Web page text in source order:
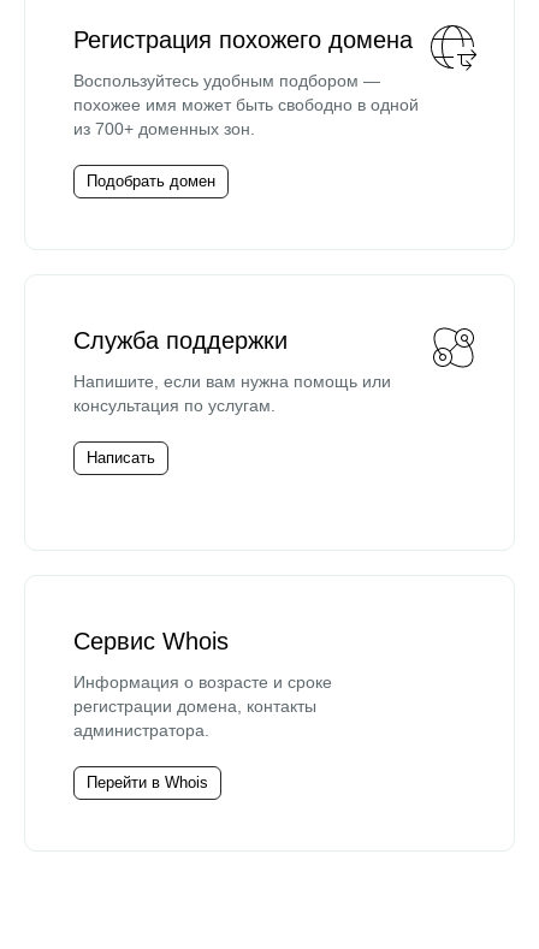
Регистрация похожего домена
Воспользуйтесь удобным подбором —
похожее имя может быть свободно в одной
из 700+ доменных зон.
Подобрать домен
Служба поддержки
Напишите, если вам нужна помощь или
консультация по услугам.
Написать
Сервис Whois
Информация о возрасте и сроке
регистрации домена, контакты
администратора.
Перейти в Whois